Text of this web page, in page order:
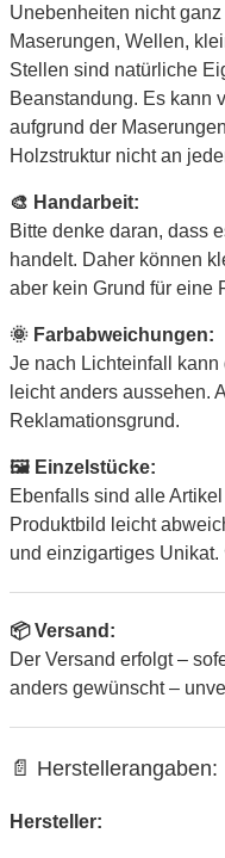
Unebenheiten nicht
Maserungen, Wellen,
Stellen sind natürliche
Beanstandung. Es kann
aufgrund der
Holzstruktur nicht an
🎨 Handarbeit:
Bitte denke daran, dass
handelt. Daher können
aber kein Grund für eine
🌞 Farbabweichungen:
Je nach Lichteinfall
leicht anders aussehen.
Reklamationsgrund.
🖼 Einzelstücke:
Ebenfalls sind alle
Produktbild leicht
und einzigartiges
📦 Versand:
Der Versand erfolgt –
anders gewünscht –
📄 Herstellerangaben:
Hersteller: